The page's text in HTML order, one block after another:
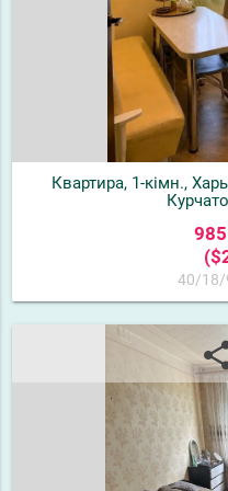
Квартира, 1-кімн.,
40/18/